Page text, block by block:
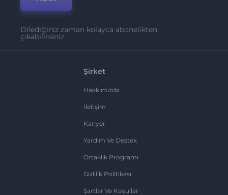
Dilediğiniz zaman kolayca abonelikten
çıkabilirsiniz.
Şirket
Hakkımızda
İletişim
Kariyer
Yardım Ve Destek
Ortaklık Programı
Gizlilik Politikası
Şartlar Ve Koşullar